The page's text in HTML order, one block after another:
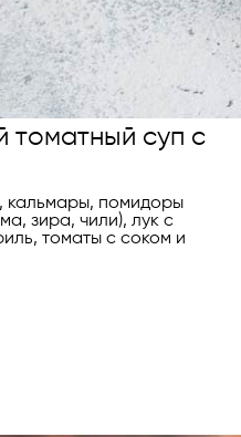
томатный суп с
кальмары, помидоры
зира, чили), лук с
томаты с соком и